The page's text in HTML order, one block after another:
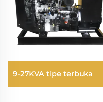
9-27KVA tipe terbuka